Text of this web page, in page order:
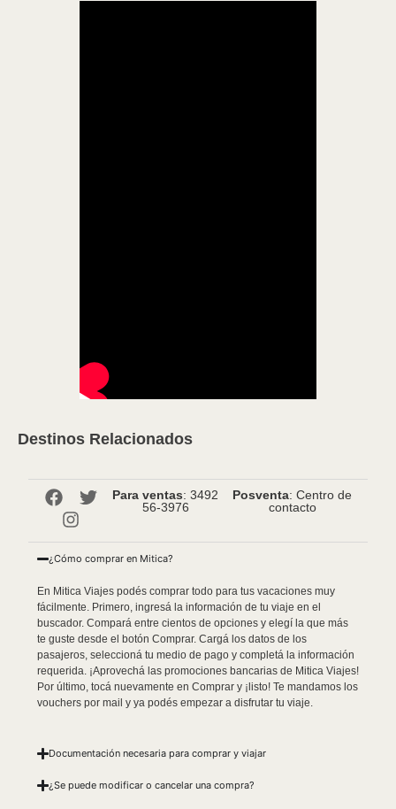
Destinos Relacionados
Para ventas: 3492
56-3976
Posventa: Centro de
contacto
¿Cómo comprar en Mitica?
En Mitica Viajes podés comprar todo para tus vacaciones muy
fácilmente. Primero, ingresá la información de tu viaje en el
buscador. Compará entre cientos de opciones y elegí la que más
te guste desde el botón Comprar. Cargá los datos de los
pasajeros, seleccioná tu medio de pago y completá la información
requerida. ¡Aprovechá las promociones bancarias de Mitica Viajes!
Por último, tocá nuevamente en Comprar y ¡listo! Te mandamos los
vouchers por mail y ya podés empezar a disfrutar tu viaje.
Documentación necesaria para comprar y viajar
¿Se puede modificar o cancelar una compra?